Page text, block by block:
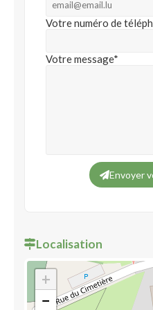
Votre numéro de
Votre message*
Envoyer
Localisation
+
−